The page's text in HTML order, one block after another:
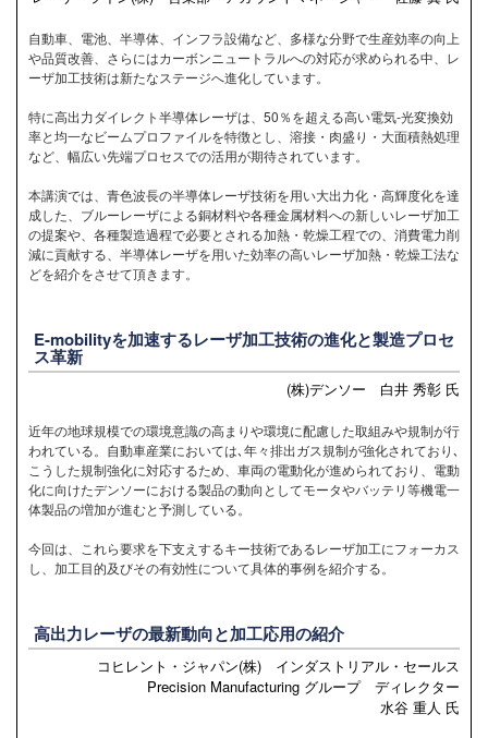
自動車、電池、半導体、インフラ設備など、多様な分野で生産効率の向上
や品質改善、さらにはカーボンニュートラルへの対応が求められる中、レ
ーザ加工技術は新たなステージへ進化しています。
特に高出力ダイレクト半導体レーザは、50％を超える高い電気‐光変換効
率と均一なビームプロファイルを特徴とし、溶接・肉盛り・大面積熱処理
など、幅広い先端プロセスでの活用が期待されています。
本講演では、青色波長の半導体レーザ技術を用い大出力化・高輝度化を達
成した、ブルーレーザによる銅材料や各種金属材料への新しいレーザ加工
の提案や、各種製造過程で必要とされる加熱・乾燥工程での、消費電力削
減に貢献する、半導体レーザを用いた効率の高いレーザ加熱・乾燥工法な
どを紹介をさせて頂きます。
E-mobilityを加速するレーザ加工技術の進化と製造プロセ
ス革新
(株)デンソー 白井 秀彰 氏
近年の地球規模での環境意識の高まりや環境に配慮した取組みや規制が行
われている。自動車産業においては､年々排出ガス規制が強化されており､
こうした規制強化に対応するため、車両の電動化が進められており、電動
化に向けたデンソーにおける製品の動向としてモータやバッテリ等機電一
体製品の増加が進むと予測している。
今回は、これら要求を下支えするキー技術であるレーザ加工にフォーカス
し、加工目的及びその有効性について具体的事例を紹介する。
高出力レーザの最新動向と加工応用の紹介
コヒレント・ジャパン(株) インダストリアル・セールス
Precision Manufacturing グループ ディレクター
水谷 重人 氏